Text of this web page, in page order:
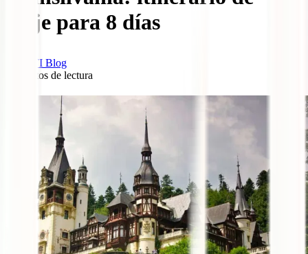
viaje para 8 días
IATI Blog
minutos de lectura